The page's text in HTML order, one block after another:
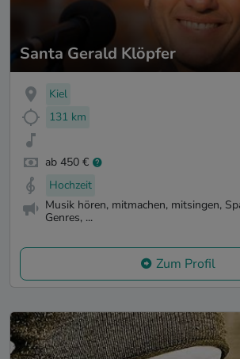
Santa Gerald Klöpfer
Kiel
131 km
ab 450 €
Hochzeit
Musik hören, mitmachen, mitsingen,
Genres, ...
Zum Profil